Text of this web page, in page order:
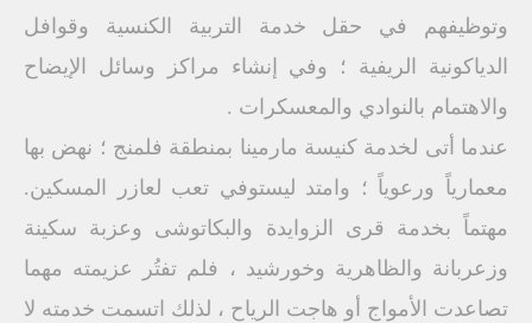
وتوظيفهم في حقل خدمة التربية الكنسية وقوافل
الدياكونية الريفية ؛ وفي إنشاء مراكز وسائل الإيضاح
والاهتمام بالنوادي والمعسكرات .
عندما أتى لخدمة كنيسة مارمينا بمنطقة فلمنج ؛ نهض بها
معمارياً ورعوياً ؛ وامتد ليستوفي تعب لعازر المسكين.
مهتماً بخدمة قرى الزوايدة والبكاتوشى وعزبة سكينة
وزعربانة والظاهرية وخورشيد ، فلم تفتُر عزيمته مهما
تصاعدت الأمواج أو هاجت الرياح ، لذلك اتسمت خدمته لا